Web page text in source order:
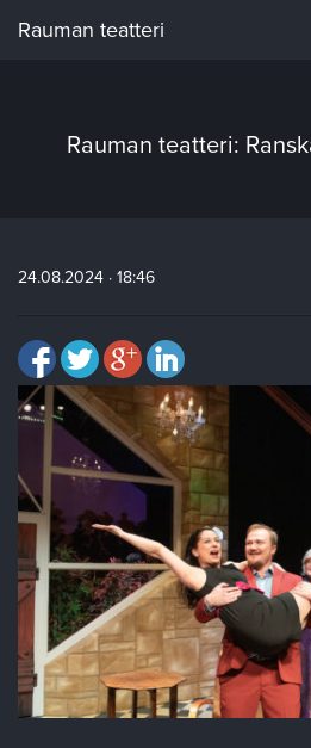
Rauman teatteri
Rauman teatteri:
24.08.2024 · 18:46